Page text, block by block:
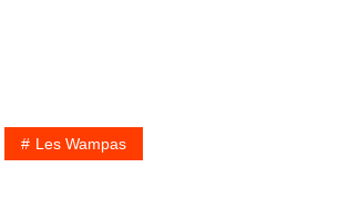
Les Wampas